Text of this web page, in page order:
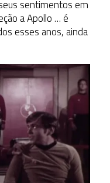
sentimentos em
a Apollo … é
esses anos, ainda